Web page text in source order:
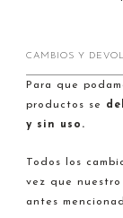
CAMBIOS Y
Para que
productos se
y sin uso.
Todos los
vez que
antes